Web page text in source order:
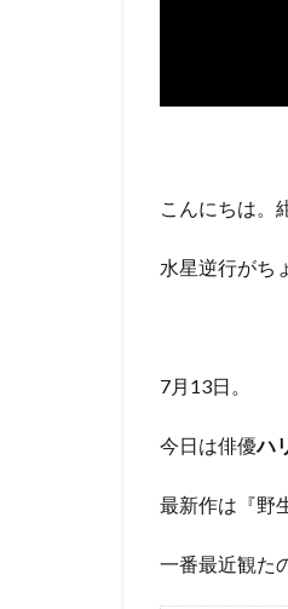
こんにちは。
水星逆行がち
7月13日。
今日は俳優ハ
最新作は『野
一番最近観た